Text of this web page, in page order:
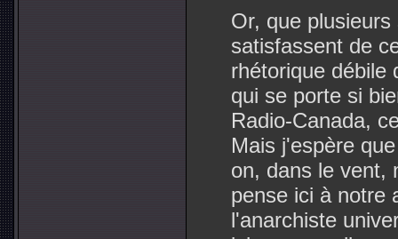
Or, que
satisfassent de
rhétorique débile
qui se porte si
Radio-Canada,
Mais j'espère
on, dans le vent,
pense ici à notre
l'anarchiste